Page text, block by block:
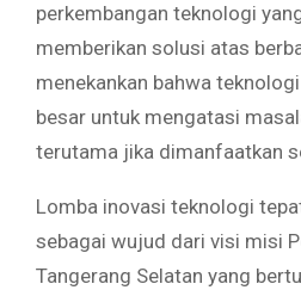
perkembangan teknologi
memberikan solusi atas
menekankan bahwa
besar untuk mengatasi
terutama jika dimanfaatkan
Lomba inovasi teknologi
sebagai wujud dari visi misi
Tangerang Selatan yang